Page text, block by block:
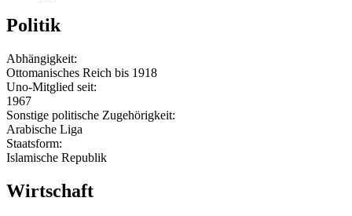
Politik
Abhängigkeit:
Ottomanisches Reich bis 1918
Uno-Mitglied seit:
1967
Sonstige politische Zugehörigkeit:
Arabische Liga
Staatsform:
Islamische Republik
Wirtschaft